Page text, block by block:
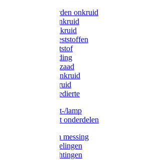
Protect Garden onkruid
Diversen onkruid
Solabiol onkruid
Solabiol meststoffen
Pokon meststof
Pokon voeding
Pokon graszaad
Roundup onkruid
Pokon onkruid
Pokon ongedierte
Vliegenkast-/lamp
Vliegenkast onderdelen
Zuigkorven messing
Geka koppelingen
Geka afdichtingen